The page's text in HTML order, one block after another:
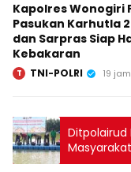
Kapolres Wonogiri
Pasukan Karhutla
dan Sarpras Siap
Kebakaran
T TNI-POLRI 19 jam
Ditpolairud
Kawasan